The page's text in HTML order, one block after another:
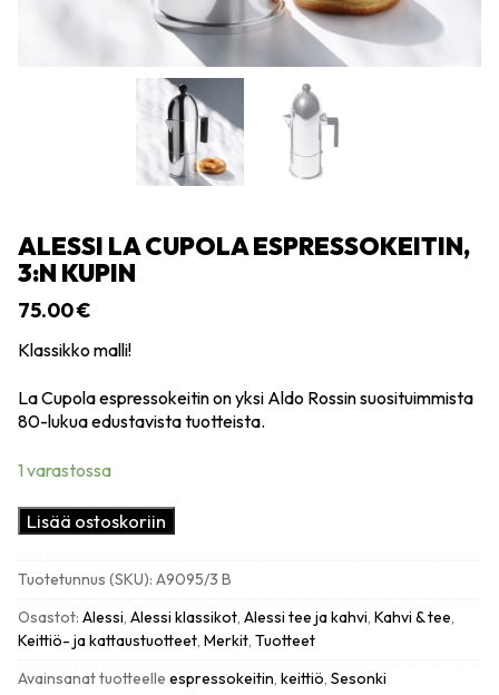
ALESSI LA CUPOLA ESPRESSOKEITIN,
3:N KUPIN
75.00€
Klassikko malli!
La Cupola espressokeitin on yksi Aldo Rossin suosituimmista
80-lukua edustavista tuotteista.
1 varastossa
Alessi
La
espressokeitin,
3:n
kupin
Lisää ostoskoriin
Tuotetunnus (SKU): A9095/3 B
Osastot: Alessi, Alessi klassikot, Alessi tee ja kahvi, Kahvi & tee,
Keittiö- ja kattaustuotteet, Merkit, Tuotteet
Avainsanat tuotteelle espressokeitin, keittiö, Sesonki